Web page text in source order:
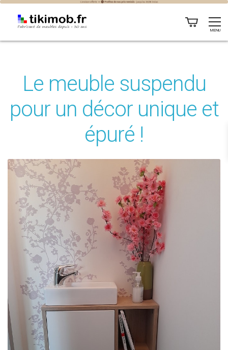
MENU
Le meuble suspendu
pour un décor unique et
épuré !